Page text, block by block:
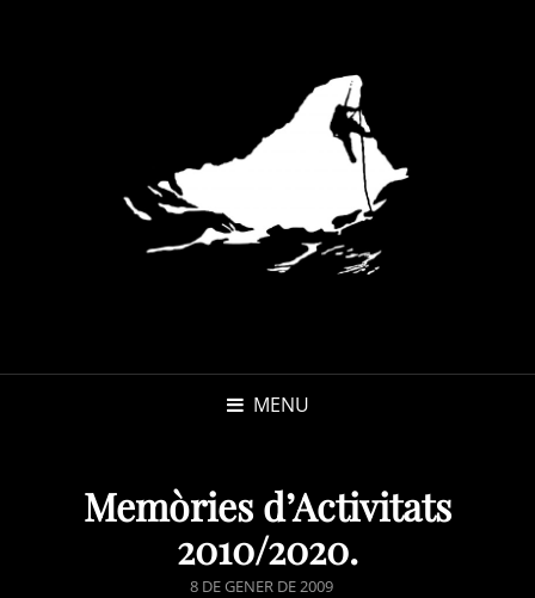
MENU
Memòries d’Activitats
2010/2020.
POSTED
8 DE GENER DE 2009